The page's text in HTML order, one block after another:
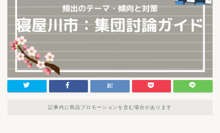
記事内に商品プロモーションを含む場合があります